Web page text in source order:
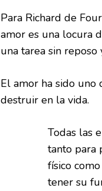
Para Richard de
amor es una locura
una tarea sin reposo
El amor ha sido uno
destruir en la vida.
Todas las
tanto para
físico
tener su